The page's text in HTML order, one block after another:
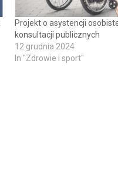
Projekt o asystencji
konsultacji publicznych
12 grudnia 2024
In "Zdrowie i sport"